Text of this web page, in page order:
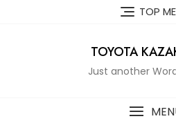
TOP
TOYOTA
Just another